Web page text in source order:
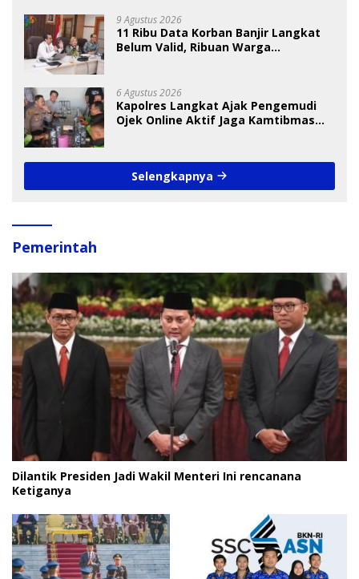
9 Agustus 2026
11 Ribu Data Korban Banjir Langkat
Belum Valid, Ribuan Warga
6 Agustus 2026
Kapolres Langkat Ajak Pengemudi
Ojek Online Aktif Jaga Kamtibmas
Selengkapnya
Pemerintah
Dilantik Presiden Jadi Wakil Menteri Ini rencanana
Ketiganya